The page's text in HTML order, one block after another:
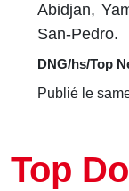
Abidjan,
San-Pedro.
DNG/hs/Top
Publié le
Top